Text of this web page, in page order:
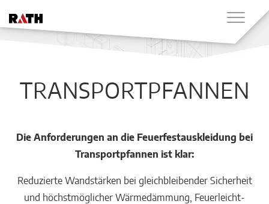
TRANSPORTPFANNEN
Die Anforderungen an die Feuerfestauskleidung bei
Transportpfannen ist klar:
Reduzierte Wandstärken bei gleichbleibender Sicherheit
und höchstmöglicher Wärmedämmung, Feuerleicht-